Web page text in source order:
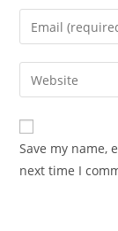
name
comment
Enter
your
email
address
comment
Enter
your
website
URL
(optional)
Save my name,
next time I